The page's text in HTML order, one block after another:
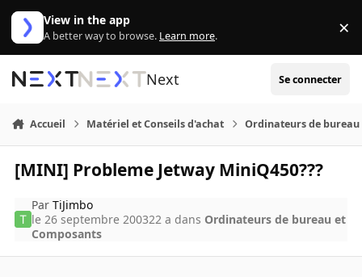
Aller au contenu
View in the app
A better way to browse. Learn more. ×
Next Se connecter
Accueil Matériel et Conseils d'achat Ordinateurs de bureau
[MINI] Probleme Jetway MiniQ450???
ParTiJimbo
le 26 septembre 200322 a dans Ordinateurs de bureau et
Composants